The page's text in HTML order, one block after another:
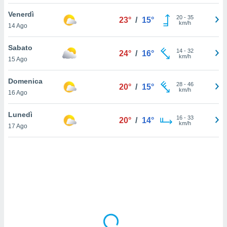
cookie
il tuo
in
a piè
del
Venerdì
14 Ago
23° / 15° 20- 35
km/h
Sabato
15 Ago
24° / 16° 14- 32
km/h
Domenica
16 Ago
20° / 15° 28- 46
km/h
Lunedì
17 Ago
20° / 14° 16- 33
km/h